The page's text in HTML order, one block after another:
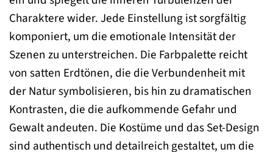
Charaktere wider. Jede Einstellung ist sorgfältig
komponiert, um die emotionale Intensität der
Szenen zu unterstreichen. Die Farbpalette reicht
von satten Erdtönen, die die Verbundenheit mit
der Natur symbolisieren, bis hin zu dramatischen
Kontrasten, die die aufkommende Gefahr und
Gewalt andeuten. Die Kostüme und das Set-Design
sind authentisch und detailreich gestaltet, um die